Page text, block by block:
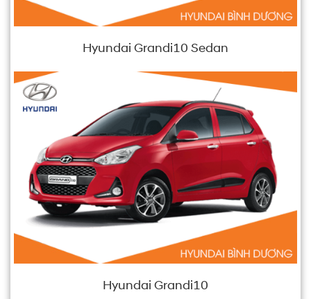
Hyundai Grandi10 Sedan
Hyundai Grandi10